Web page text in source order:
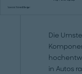
Die
in Autos